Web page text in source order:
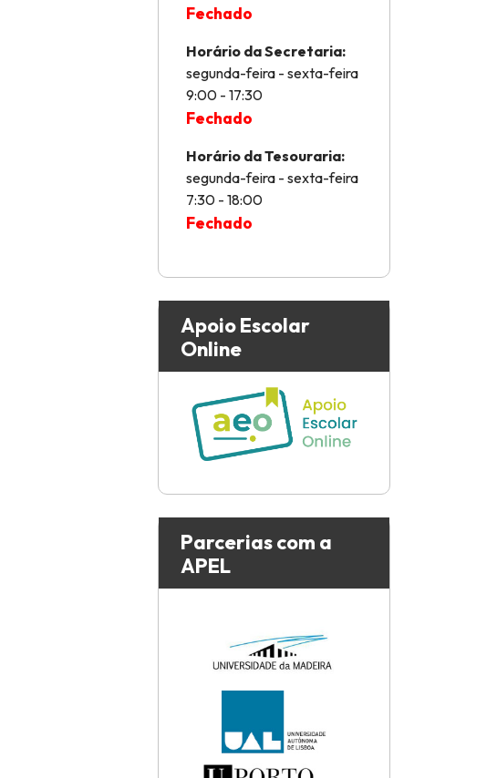
Fechado
Horário da Secretaria:
segunda-feira - sexta-feira
9:00 - 17:30
Fechado
Horário da Tesouraria:
segunda-feira - sexta-feira
7:30 - 18:00
Fechado
Apoio Escolar
Online
Parcerias com a
APEL